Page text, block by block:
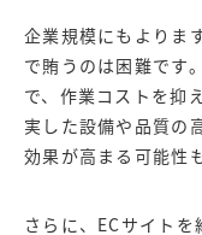
企業規模にもよりま
で賄うのは困難です
で、作業コストを抑
実した設備や品質の
効果が高まる可能性
さらに、ECサイト